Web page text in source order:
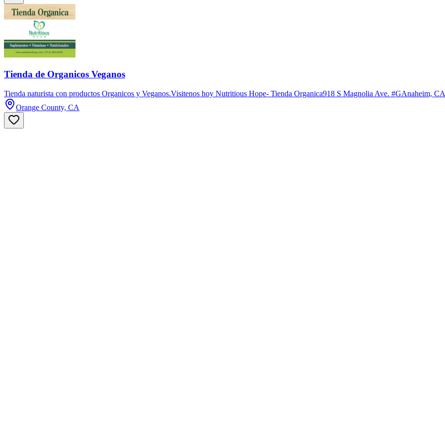
Tienda de Organicos Veganos
Tienda naturista con productos Organicos y Veganos.Visitenos hoy Nutritious Hope- Tienda Organica918 S Magnolia Ave. #GAnaheim,
Orange County, CA